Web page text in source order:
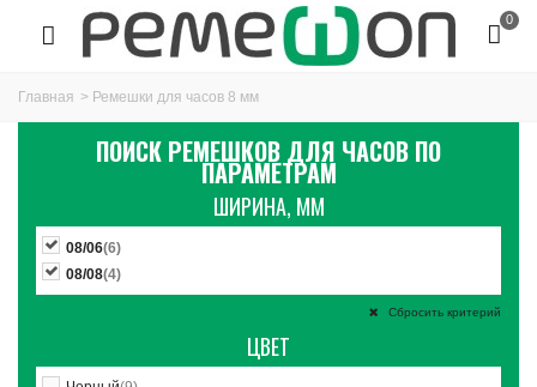
0
Главная > Ремешки для часов 8 мм
ПОИСК РЕМЕШКОВ ДЛЯ ЧАСОВ ПО
ПАРАМЕТРАМ
ШИРИНА, ММ
08/06(6)
08/08(4)
Сбросить критерий
ЦВЕТ